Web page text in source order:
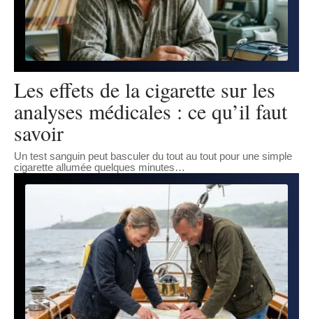
Les effets de la cigarette sur les
analyses médicales : ce qu’il faut
savoir
Un test sanguin peut basculer du tout au tout pour une simple
cigarette allumée quelques minutes…